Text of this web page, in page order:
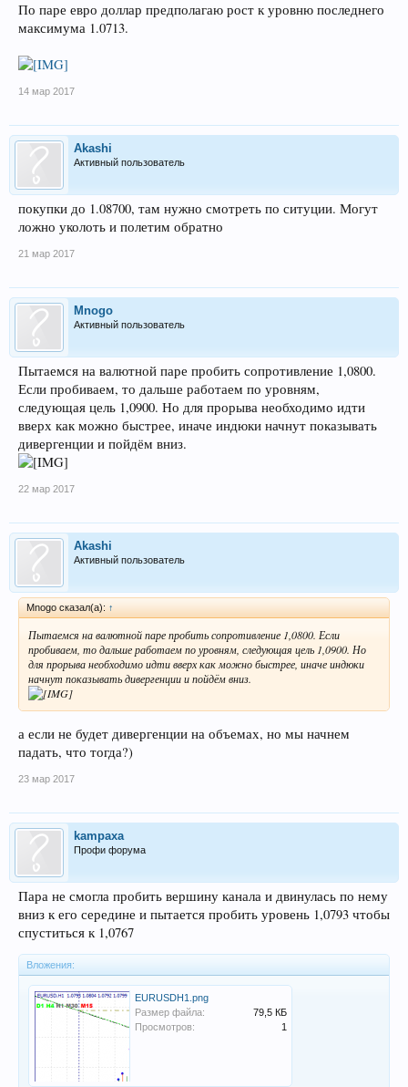
По паре евро доллар предполагаю рост к уровню последнего
максимума 1.0713.
14 мар 2017
Akashi
Активный пользователь
покупки до 1.08700, там нужно смотреть по ситуции. Могут
ложно уколоть и полетим обратно
21 мар 2017
Mnogo
Активный пользователь
Пытаемся на валютной паре пробить сопротивление 1,0800.
Если пробиваем, то дальше работаем по уровням,
следующая цель 1,0900. Но для прорыва необходимо идти
вверх как можно быстрее, иначе индюки начнут показывать
дивергенции и пойдём вниз.
22 мар 2017
Akashi
Активный пользователь
Mnogo сказал(а): ↑
Пытаемся на валютной паре пробить сопротивление 1,0800. Если
пробиваем, то дальше работаем по уровням, следующая цель 1,0900. Но
для прорыва необходимо идти вверх как можно быстрее, иначе индюки
начнут показывать дивергенции и пойдём вниз.
а если не будет дивергенции на объемах, но мы начнем
падать, что тогда?)
23 мар 2017
kampaxa
Профи форума
Пара не смогла пробить вершину канала и двинулась по нему
вниз к его середине и пытается пробить уровень 1,0793 чтобы
спуститься к 1,0767
Вложения:
EURUSDH1.png
Размер файла:
79,5 КБ
Просмотров:
1